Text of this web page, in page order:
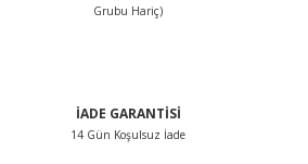
Grubu Hariç)
İADE GARANTİSİ
14 Gün Koşulsuz İade